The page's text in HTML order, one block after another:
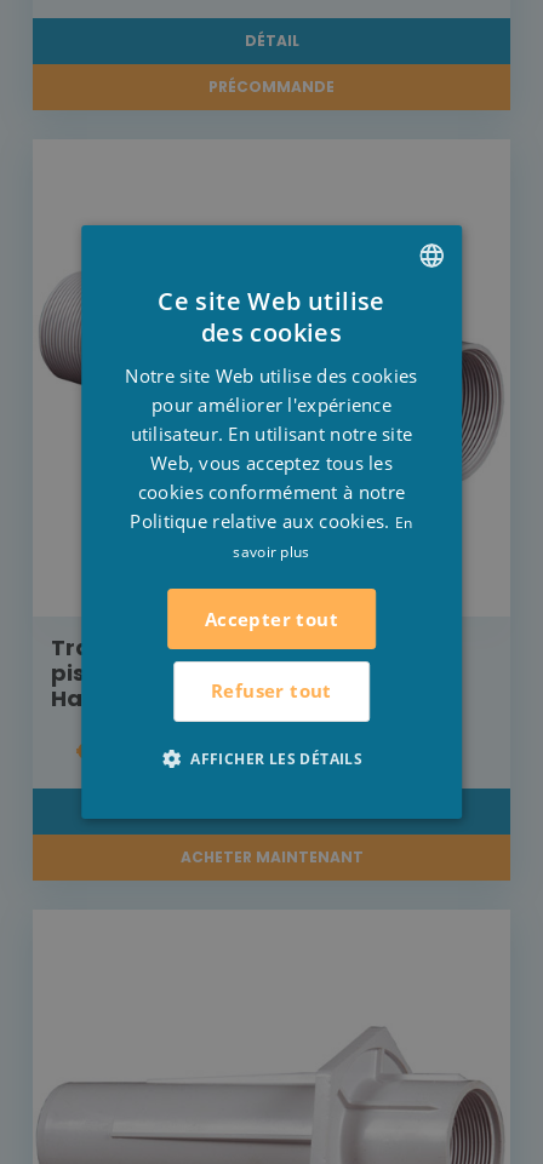
DÉTAIL
PRÉCOMMANDE
Traversée de paroi 250 mm pour
piscine en béton ou dalle de piscine
Hayward 2"M - 50 mm
€ 11,10
ACHETER MAINTENANT
ENGLISH
Ce site Web utilise
des cookies
Notre site Web utilise des cookies
pour améliorer l'expérience
utilisateur. En utilisant notre site
Web, vous acceptez tous les
cookies conformément à notre
Politique relative aux cookies. En
savoir plus
Accepter tout
Refuser tout
AFFICHER LES DÉTAILS